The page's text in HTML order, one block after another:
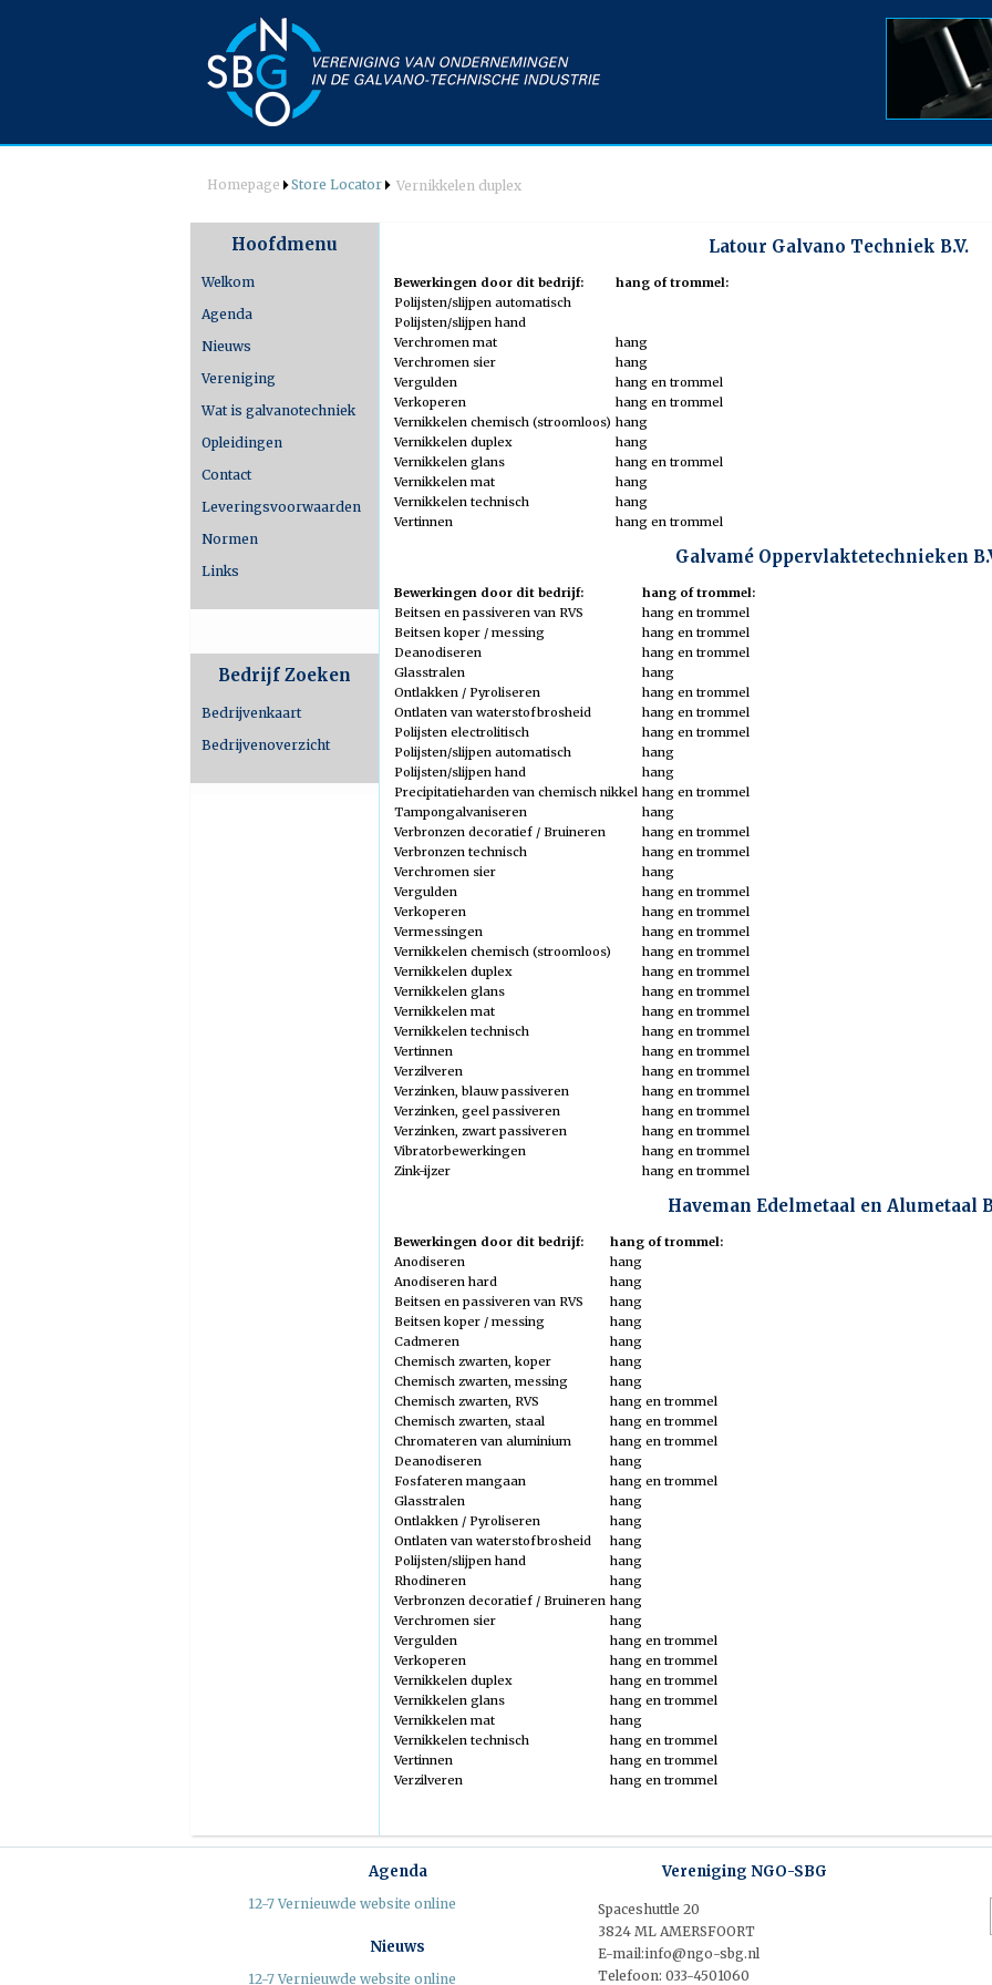
Homepage Store Locator Vernikkelen duplex
Hoofdmenu
Welkom
Agenda
Nieuws
Vereniging
Bestuur
Commissie
Techniek
&
PR
Kascontrole
Wat is galvanotechniek
Opleidingen
Contact
Leveringsvoorwaarden
Normen
Links
Bedrijf Zoeken
Bedrijvenkaart
Bedrijvenoverzicht
Latour Galvano Techniek B.V.
Bewerkingen door dit bedrijf:
hang of trommel:
Polijsten/slijpen automatisch
Polijsten/slijpen hand
Verchromen mat
hang
Verchromen sier
hang
Vergulden
hang en trommel
Verkoperen
hang en trommel
Vernikkelen chemisch (stroomloos) hang
Vernikkelen duplex
hang
Vernikkelen glans
hang en trommel
Vernikkelen mat
hang
Vernikkelen technisch
hang
Vertinnen
hang en trommel
Galvamé Oppervlaktetechnieken
Bewerkingen door dit bedrijf:
hang of trommel:
Beitsen en passiveren van RVS
hang en trommel
Beitsen koper / messing
hang en trommel
Deanodiseren
hang en trommel
Glasstralen
hang
Ontlakken / Pyroliseren
hang en trommel
Ontlaten van waterstofbrosheid
hang en trommel
Polijsten electrolitisch
hang en trommel
Polijsten/slijpen automatisch
hang
Polijsten/slijpen hand
hang
Precipitatieharden van chemisch nikkel hang en trommel
Tampongalvaniseren
hang
Verbronzen decoratief / Bruineren
hang en trommel
Verbronzen technisch
hang en trommel
Verchromen sier
hang
Vergulden
hang en trommel
Verkoperen
hang en trommel
Vermessingen
hang en trommel
Vernikkelen chemisch (stroomloos)
hang en trommel
Vernikkelen duplex
hang en trommel
Vernikkelen glans
hang en trommel
Vernikkelen mat
hang en trommel
Vernikkelen technisch
hang en trommel
Vertinnen
hang en trommel
Verzilveren
hang en trommel
Verzinken, blauw passiveren
hang en trommel
Verzinken, geel passiveren
hang en trommel
Verzinken, zwart passiveren
hang en trommel
Vibratorbewerkingen
hang en trommel
Zink-ijzer
hang en trommel
Haveman Edelmetaal en Alumetaal
Bewerkingen door dit bedrijf:
hang of trommel:
Anodiseren
hang
Anodiseren hard
hang
Beitsen en passiveren van RVS
hang
Beitsen koper / messing
hang
Cadmeren
hang
Chemisch zwarten, koper
hang
Chemisch zwarten, messing
hang
Chemisch zwarten, RVS
hang en trommel
Chemisch zwarten, staal
hang en trommel
Chromateren van aluminium
hang en trommel
Deanodiseren
hang
Fosfateren mangaan
hang en trommel
Glasstralen
hang
Ontlakken / Pyroliseren
hang
Ontlaten van waterstofbrosheid
hang
Polijsten/slijpen hand
hang
Rhodineren
hang
Verbronzen decoratief / Bruineren hang
Verchromen sier
hang
Vergulden
hang en trommel
Verkoperen
hang en trommel
Vernikkelen duplex
hang en trommel
Vernikkelen glans
hang en trommel
Vernikkelen mat
hang
Vernikkelen technisch
hang en trommel
Vertinnen
hang en trommel
Verzilveren
hang en trommel
Agenda
12-7 Vernieuwde website online
Nieuws
12-7 Vernieuwde website online
Vereniging NGO-SBG
Spaceshuttle 20
3824 ML AMERSFOORT
E-mail:info@ngo-sbg.nl
Telefoon: 033-4501060